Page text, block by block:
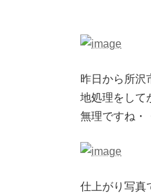
昨日から所沢
地処理をして
無理ですね・
仕上がり写真